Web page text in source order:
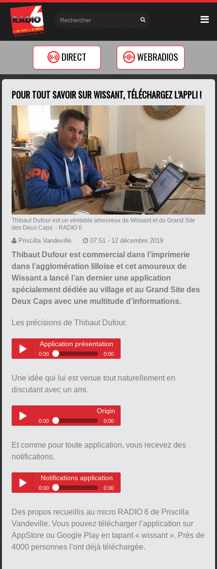
DIRECT WEBRADIOS
POUR TOUT SAVOIR SUR WISSANT, TÉLÉCHARGEZ L’APPLI !
Thibaut Dufour est un véritable amoureux de Wissant et du Grand Site
des Deux Caps. - RADIO 6
Priscilla Vandeville 07:51 - 12 décembre 2019
Thibaut Dufour est commercial dans l’imprimerie
dans l’agglomération lilloise et cet amoureux de
Wissant a lancé l’an dernier une application
spécialement dédiée au village et au Grand Site des
Deux Caps avec une multitude d’informations.
Les précisions de Thibaut Dufour.
Play /
pause
Application présentation
0:00 0:00
Une idée qui lui est venue tout naturellement en
discutant avec un ami.
Play /
pause
Origine de cette application
0:00 0:00
Et comme pour toute application, vous recevez des
notifications.
Play /
Notifications application
0:00 0:00
Des propos recueillis au micro RADIO 6 de Priscilla
Vandeville. Vous pouvez télécharger l’application sur
AppStore ou Google Play en tapant « wissant ». Près de
4000 personnes l’ont déjà téléchargée.